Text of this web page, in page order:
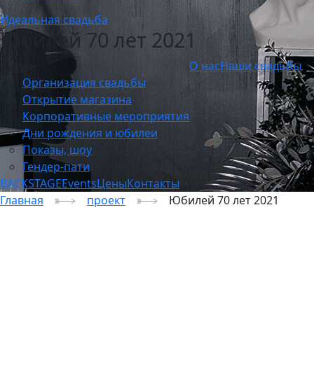
Идеальная свадьба
Юбилей 70 лет 2021
Организация свадьбы
Открытие магазина
Корпоративные мероприятия
Дни рождения и юбилеи
Показы, шоу
Гендер-пати
О насНаши свадьбы
BACKSTAGEEventsЦеныКонтакты
Главная
проект Юбилей 70 лет 2021